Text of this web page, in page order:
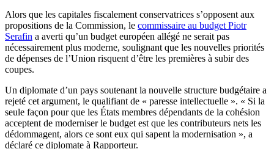
Alors que les capitales fiscalement conservatrices s’opposent aux
propositions de la Commission, le commissaire au budget Piotr
Serafin a averti qu’un budget européen allégé ne serait pas
nécessairement plus moderne, soulignant que les nouvelles priorités
de dépenses de l’Union risquent d’être les premières à subir des
coupes.
Un diplomate d’un pays soutenant la nouvelle structure budgétaire a
rejeté cet argument, le qualifiant de « paresse intellectuelle ». « Si la
seule façon pour que les États membres dépendants de la cohésion
acceptent de moderniser le budget est que les contributeurs nets les
dédommagent, alors ce sont eux qui sapent la modernisation », a
déclaré ce diplomate à Rapporteur.